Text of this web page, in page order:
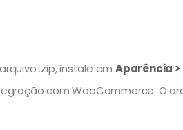
.zip, instale emAparência >
com WooCommerce. O